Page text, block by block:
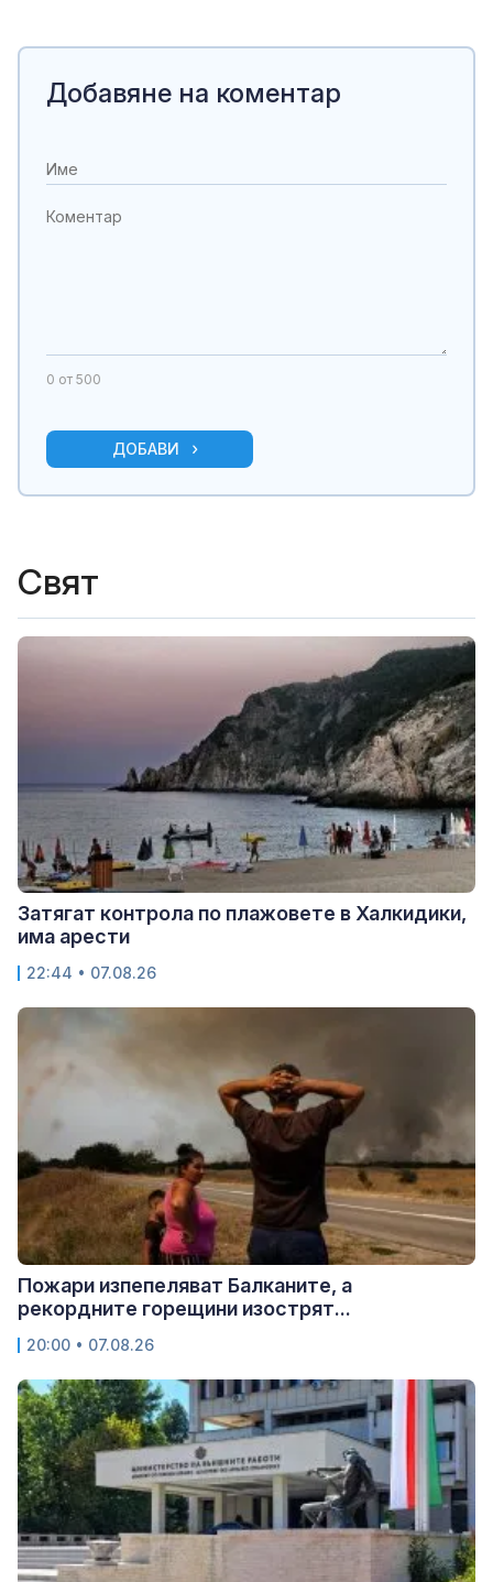
Добавяне на коментар
0 от 500
ДОБАВИ
Свят
Затягат контрола по плажовете в Халкидики,
има арести
22:44 • 07.08.26
Пожари изпепеляват Балканите, а
рекордните горещини изострят...
20:00 • 07.08.26